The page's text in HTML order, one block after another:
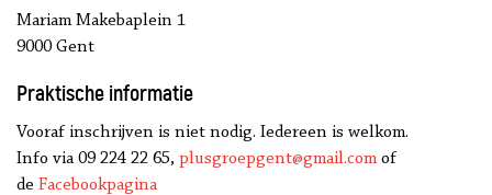
Mariam Makebaplein 1
9000 Gent
Praktische informatie
Vooraf inschrijven is niet nodig. Iedereen is welkom.
Info via 09 224 22 65, plusgroepgent@gmail.com of
de Facebookpagina